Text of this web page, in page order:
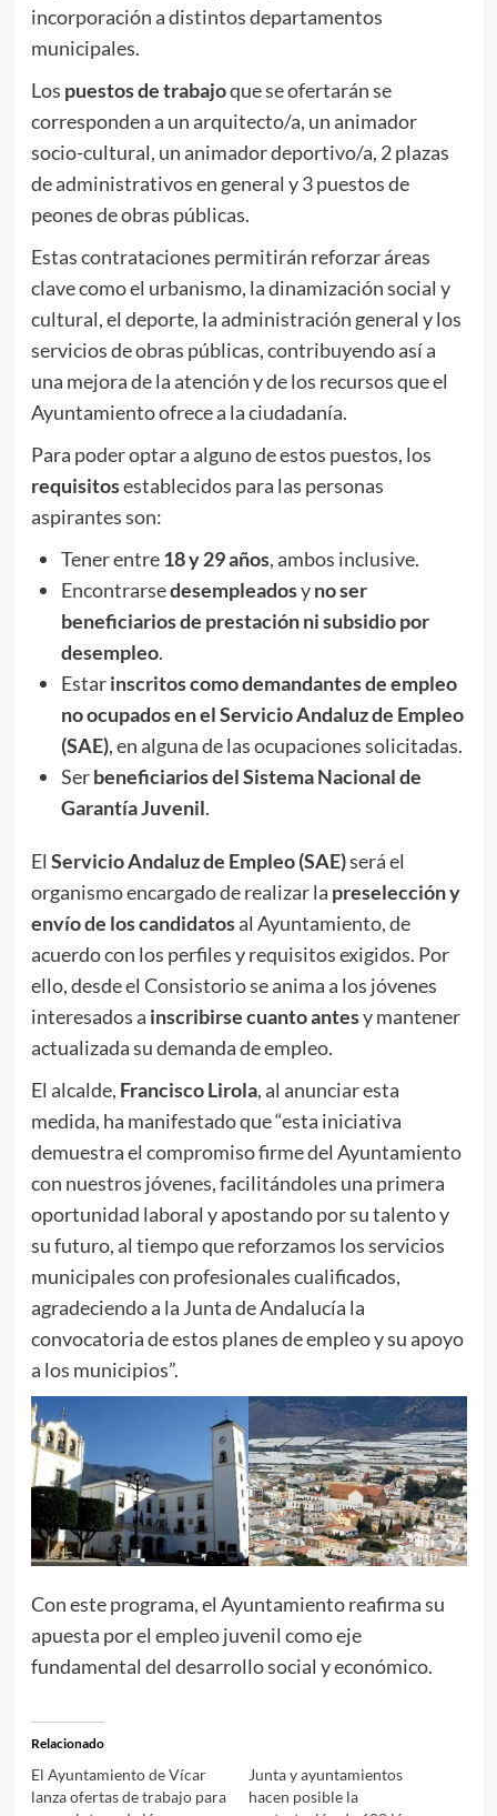
incorporación a distintos departamentos
municipales.
Los puestos de trabajoque se ofertarán se
corresponden a un arquitecto/a, un animador
socio-cultural, un animador deportivo/a, 2 plazas
de administrativos en general y 3 puestos de
peones de obras públicas.
Estas contrataciones permitirán reforzar áreas
clave como el urbanismo, la dinamización social y
cultural, el deporte, la administración general y los
servicios de obras públicas, contribuyendo así a
una mejora de la atención y de los recursos que el
Ayuntamiento ofrece a la ciudadanía.
Para poder optar a alguno de estos puestos, los
requisitosestablecidos para las personas
aspirantes son:
Tener entre18 y 29 años, ambos inclusive.
Encontrarsedesempleadosyno ser
beneficiarios de prestación ni subsidio por
desempleo.
Estarinscritos como demandantes de empleo
no ocupados en el Servicio Andaluz de Empleo
(SAE), en alguna de las ocupaciones solicitadas.
Serbeneficiarios del Sistema Nacional de
Garantía Juvenil.
El Servicio Andaluz de Empleo (SAE)será el
organismo encargado de realizar la preselección y
envío de los candidatosal Ayuntamiento, de
acuerdo con los perfiles y requisitos exigidos. Por
ello, desde el Consistorio se anima a los jóvenes
interesados a inscribirse cuanto antesy mantener
actualizada su demanda de empleo.
El alcalde, Francisco Lirola, al anunciar esta
medida, ha manifestado que “esta iniciativa
demuestra el compromiso firme del Ayuntamiento
con nuestros jóvenes, facilitándoles una primera
oportunidad laboral y apostando por su talento y
su futuro, al tiempo que reforzamos los servicios
municipales con profesionales cualificados,
agradeciendo a la Junta de Andalucía la
convocatoria de estos planes de empleo y su apoyo
a los municipios”.
Con este programa, el Ayuntamiento reafirma su
apuesta por el empleo juvenil como eje
fundamental del desarrollo social y económico.
Relacionado
El Ayuntamiento de Vícar
lanza ofertas de trabajo para
Junta y ayuntamientos
hacen posible la